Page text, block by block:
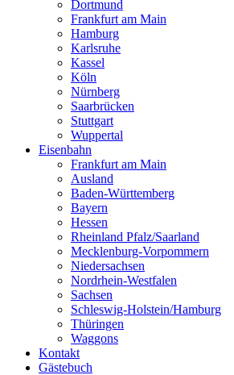
Dortmund
Frankfurt am Main
Hamburg
Karlsruhe
Kassel
Köln
Nürnberg
Saarbrücken
Stuttgart
Wuppertal
Eisenbahn
Frankfurt am Main
Ausland
Baden-Württemberg
Bayern
Hessen
Rheinland Pfalz/Saarland
Mecklenburg-Vorpommern
Niedersachsen
Nordrhein-Westfalen
Sachsen
Schleswig-Holstein/Hamburg
Thüringen
Waggons
Kontakt
Gästebuch